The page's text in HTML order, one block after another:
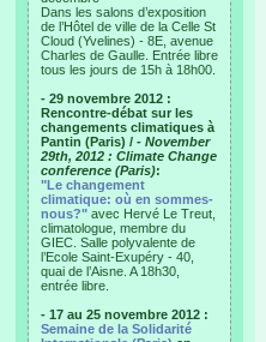
Dans les salons d’exposition
de l’Hôtel de ville de la Celle St
Cloud (Yvelines) - 8E, avenue
Charles de Gaulle. Entrée libre
tous les jours de 15h à 18h00.
- 29 novembre 2012 :
Rencontre-débat sur les
changements climatiques à
Pantin (Paris) / - November
29th, 2012 : Climate Change
conference (Paris):
"Le changement
climatique: où en sommes-
nous?" avec Hervé Le Treut,
climatologue, membre du
GIEC. Salle polyvalente de
l’Ecole Saint-Exupéry - 40,
quai de l’Aisne. A 18h30,
entrée libre.
- 17 au 25 novembre 2012 :
Semaine de la Solidarité